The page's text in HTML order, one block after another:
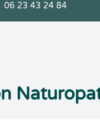
06 23 43 24 84